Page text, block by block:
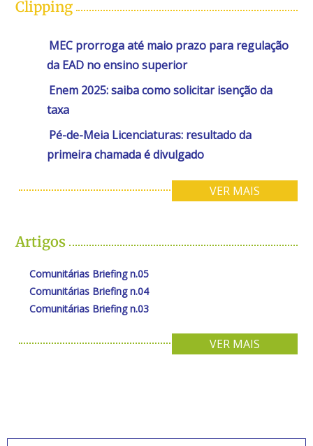
Clipping
MEC prorroga até maio prazo para regulação
da EAD no ensino superior
Enem 2025: saiba como solicitar isenção da
taxa
Pé-de-Meia Licenciaturas: resultado da
primeira chamada é divulgado
VER MAIS
Artigos
Comunitárias Briefing n.05
Comunitárias Briefing n.04
Comunitárias Briefing n.03
VER MAIS